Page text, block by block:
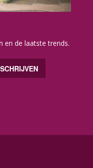
en de laatste trends.